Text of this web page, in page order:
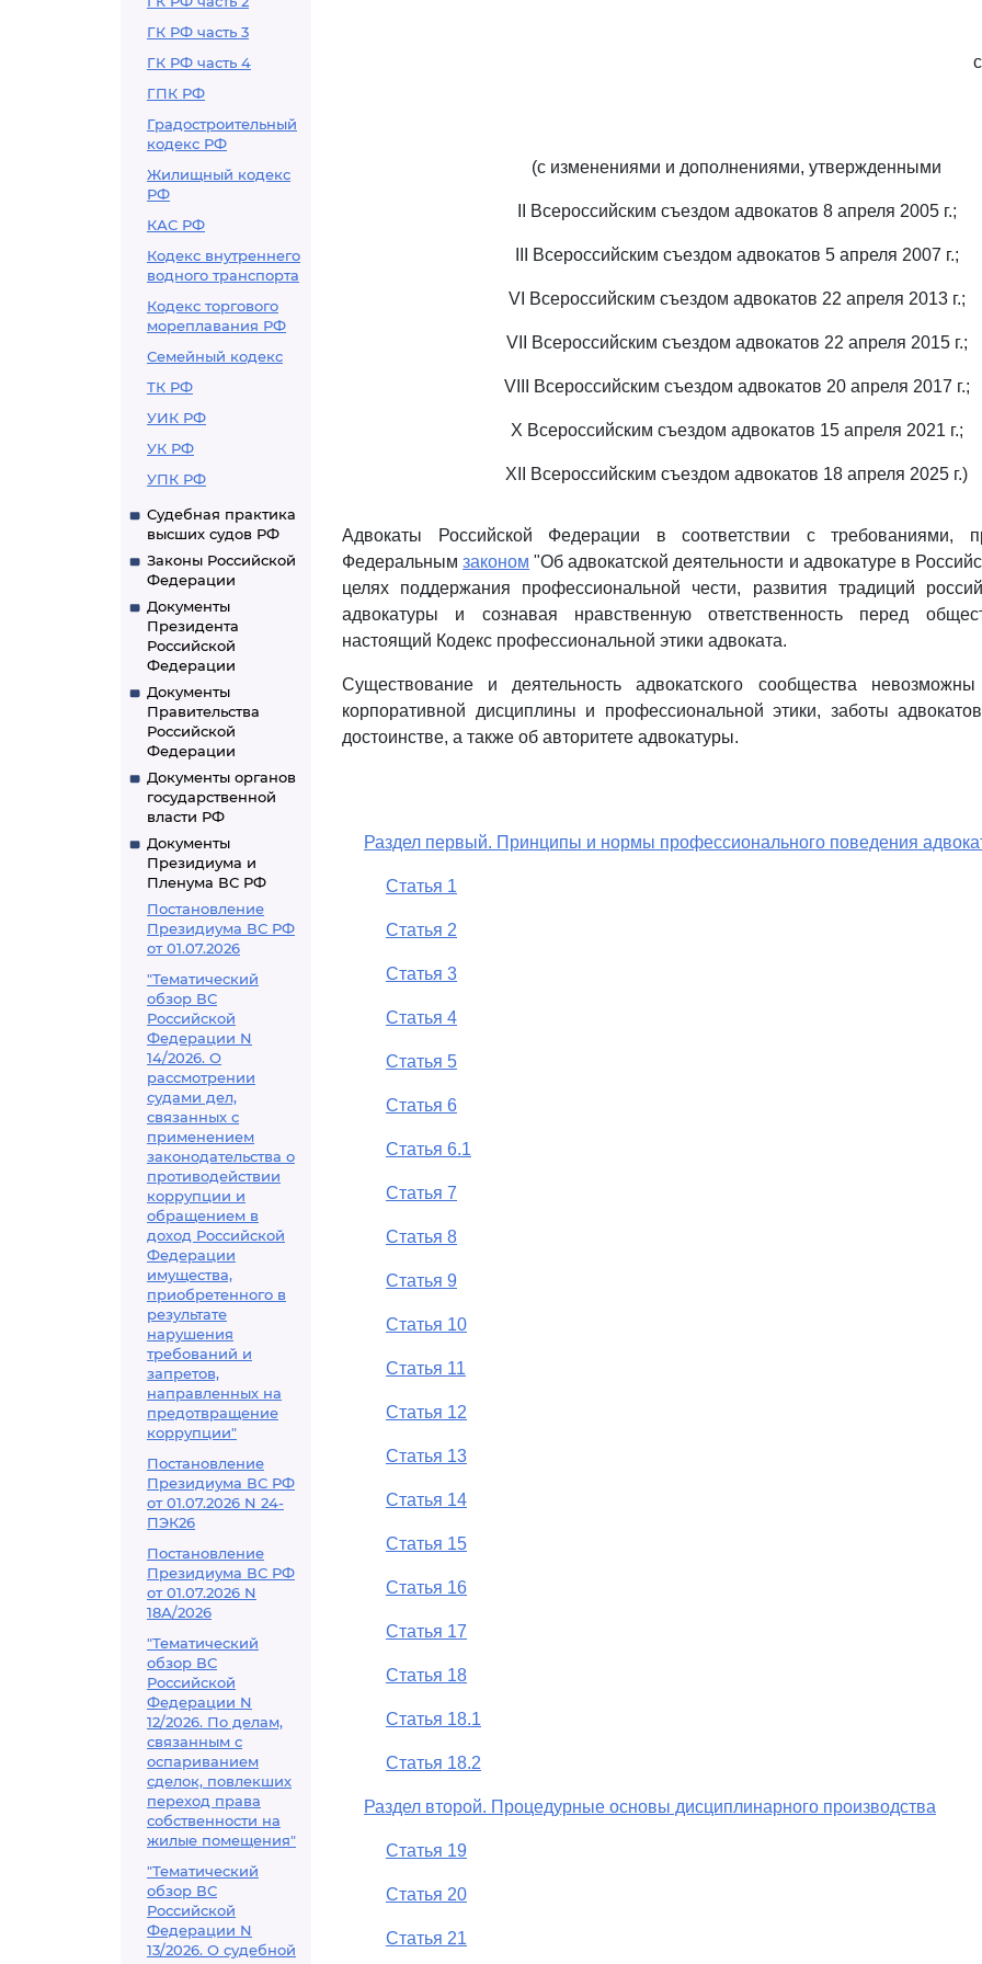
ГК РФ часть 3
ГК РФ часть 4
ГПК РФ
Градостроительный
кодекс РФ
Жилищный кодекс
РФ
КАС РФ
Кодекс внутреннего
водного транспорта
Кодекс торгового
мореплавания РФ
Семейный кодекс
ТК РФ
УИК РФ
УК РФ
УПК РФ
Судебная практика
высших судов РФ
Законы Российской
Федерации
Документы
Президента
Российской
Федерации
Документы
Правительства
Российской
Федерации
Документы органов
государственной
власти РФ
Документы
Президиума и
Пленума ВС РФ
Постановление
Президиума ВС РФ
от 01.07.2026
"Тематический
обзор ВС
Российской
Федерации N
14/2026. О
рассмотрении
судами дел,
связанных с
применением
законодательства о
противодействии
коррупции и
обращением в
доход Российской
Федерации
имущества,
приобретенного в
результате
нарушения
требований и
запретов,
направленных на
предотвращение
коррупции"
Постановление
Президиума ВС РФ
от 01.07.2026 N 24-
ПЭК26
Постановление
Президиума ВС РФ
от 01.07.2026 N
18А/2026
"Тематический
обзор ВС
Российской
Федерации N
12/2026. По делам,
связанным с
оспариванием
сделок, повлекших
переход права
собственности на
жилые помещения"
"Тематический
обзор ВС
Российской
Федерации N
13/2026. О судебной
(с изменениями и дополнениями, утвержденными
II Всероссийским съездом адвокатов 8 апреля 2005 г.;
III Всероссийским съездом адвокатов 5 апреля 2007 г.;
VI Всероссийским съездом адвокатов 22 апреля 2013 г.;
VII Всероссийским съездом адвокатов 22 апреля 2015 г.;
VIII Всероссийским съездом адвокатов 20 апреля 2017 г.;
X Всероссийским съездом адвокатов 15 апреля 2021 г.;
XII Всероссийским съездом адвокатов 18 апреля 2025 г.)
Адвокаты Российской Федерации в соответствии с требованиями,
Федеральнымзаконом "Об адвокатской деятельности и адвокатуре в
целях поддержания профессиональной чести, развития традиций
адвокатуры и сознавая нравственную ответственность перед
настоящий Кодекс профессиональной этики адвоката.
Существование и деятельность адвокатского сообщества
корпоративной дисциплины и профессиональной этики, заботы
достоинстве, а также об авторитете адвокатуры.
Раздел первый. Принципы и нормы профессионального поведения
Статья 1
Статья 2
Статья 3
Статья 4
Статья 5
Статья 6
Статья 6.1
Статья 7
Статья 8
Статья 9
Статья 10
Статья 11
Статья 12
Статья 13
Статья 14
Статья 15
Статья 16
Статья 17
Статья 18
Статья 18.1
Статья 18.2
Раздел второй. Процедурные основы дисциплинарного производства
Статья 19
Статья 20
Статья 21